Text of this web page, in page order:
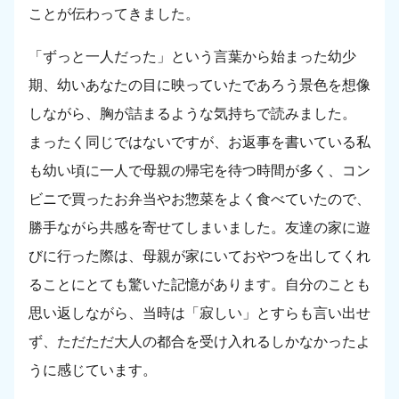
ことが伝わってきました。
「ずっと一人だった」という言葉から始まった幼少
期、幼いあなたの目に映っていたであろう景色を想像
しながら、胸が詰まるような気持ちで読みました。
まったく同じではないですが、お返事を書いている私
も幼い頃に一人で母親の帰宅を待つ時間が多く、コン
ビニで買ったお弁当やお惣菜をよく食べていたので、
勝手ながら共感を寄せてしまいました。友達の家に遊
びに行った際は、母親が家にいておやつを出してくれ
ることにとても驚いた記憶があります。自分のことも
思い返しながら、当時は「寂しい」とすらも言い出せ
ず、ただただ大人の都合を受け入れるしかなかったよ
うに感じています。